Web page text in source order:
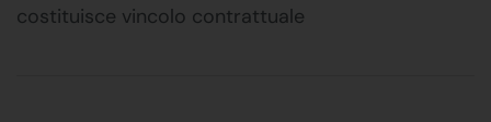
costituisce vincolo contrattuale